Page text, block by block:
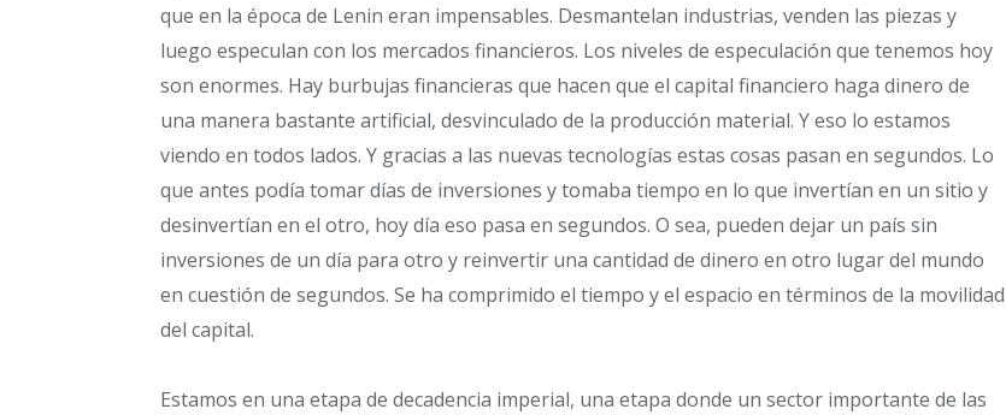
que en la época de Lenin eran impensables. Desmantelan industrias, venden las piezas y
luego especulan con los mercados financieros. Los niveles de especulación que tenemos hoy
son enormes. Hay burbujas financieras que hacen que el capital financiero haga dinero de
una manera bastante artificial, desvinculado de la producción material. Y eso lo estamos
viendo en todos lados. Y gracias a las nuevas tecnologías estas cosas pasan en segundos. Lo
que antes podía tomar días de inversiones y tomaba tiempo en lo que invertían en un sitio y
desinvertían en el otro, hoy día eso pasa en segundos. O sea, pueden dejar un país sin
inversiones de un día para otro y reinvertir una cantidad de dinero en otro lugar del mundo
en cuestión de segundos. Se ha comprimido el tiempo y el espacio en términos de la movilidad
del capital.
Estamos en una etapa de decadencia imperial, una etapa donde un sector importante de las